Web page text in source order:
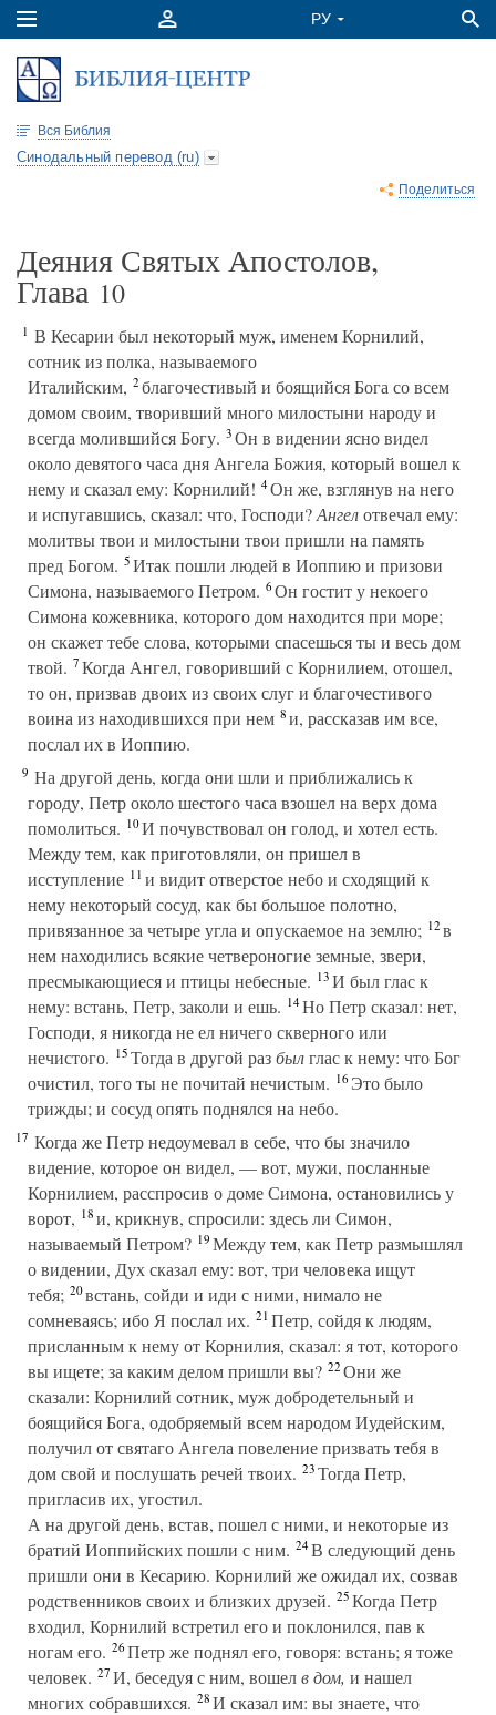
Вся Библия
Синодальный перевод (ru)
Поделиться
Деяния Святых Апостолов,
Глава 10
1 В Кесарии был некоторый муж, именем Корнилий,
сотник из полка, называемого
Италийским, 2благочестивый и боящийся Бога со всем
домом своим, творивший много милостыни народу и
всегда молившийся Богу. 3Он в видении ясно видел
около девятого часа дня Ангела Божия, который вошел к
нему и сказал ему: Корнилий! 4Он же, взглянув на него
и испугавшись, сказал: что, Господи?Ангелотвечал ему:
молитвы твои и милостыни твои пришли на память
пред Богом. 5Итак пошли людей в Иоппию и призови
Симона, называемого Петром. 6Он гостит у некоего
Симона кожевника, которого дом находится при море;
он скажет тебе слова, которыми спасешься ты и весь дом
твой. 7Когда Ангел, говоривший с Корнилием, отошел,
то он, призвав двоих из своих слуг и благочестивого
воина из находившихся при нем 8и, рассказав им все,
послал их в Иоппию.
9 На другой день, когда они шли и приближались к
городу, Петр около шестого часа взошел на верх дома
помолиться. 10И почувствовал он голод, и хотел есть.
Между тем, как приготовляли, он пришел в
исступление 11и видит отверстое небо и сходящий к
нему некоторый сосуд, как бы большое полотно,
привязанное за четыре угла и опускаемое на землю; 12в
нем находились всякие четвероногие земные, звери,
пресмыкающиеся и птицы небесные. 13И был глас к
нему: встань, Петр, заколи и ешь. 14Но Петр сказал: нет,
Господи, я никогда не ел ничего скверного или
нечистого. 15Тогда в другой разбылглас к нему: что Бог
очистил, того ты не почитай нечистым. 16Это было
трижды; и сосуд опять поднялся на небо.
17 Когда же Петр недоумевал в себе, что бы значило
видение, которое он видел, — вот, мужи, посланные
Корнилием, расспросив о доме Симона, остановились у
ворот, 18и, крикнув, спросили: здесь ли Симон,
называемый Петром? 19Между тем, как Петр размышлял
о видении, Дух сказал ему: вот, три человека ищут
тебя; 20встань, сойди и иди с ними, нимало не
сомневаясь; ибо Я послал их. 21Петр, сойдя к людям,
присланным к нему от Корнилия, сказал: я тот, которого
вы ищете; за каким делом пришли вы? 22Они же
сказали: Корнилий сотник, муж добродетельный и
боящийся Бога, одобряемый всем народом Иудейским,
получил от святаго Ангела повеление призвать тебя в
дом свой и послушать речей твоих. 23Тогда Петр,
пригласив их, угостил.
А на другой день, встав, пошел с ними, и некоторые из
братий Иоппийских пошли с ним. 24В следующий день
пришли они в Кесарию. Корнилий же ожидал их, созвав
родственников своих и близких друзей. 25Когда Петр
входил, Корнилий встретил его и поклонился, пав к
ногам его. 26Петр же поднял его, говоря: встань; я тоже
человек. 27И, беседуя с ним, вошелв дом, и нашел
многих собравшихся. 28И сказал им: вы знаете, что